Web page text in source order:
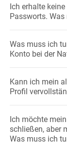
Ich erhalte
Passworts.
Was muss ich
Konto bei der
Kann ich mein
Profil
Ich möchte
schließen, aber
Was muss ich